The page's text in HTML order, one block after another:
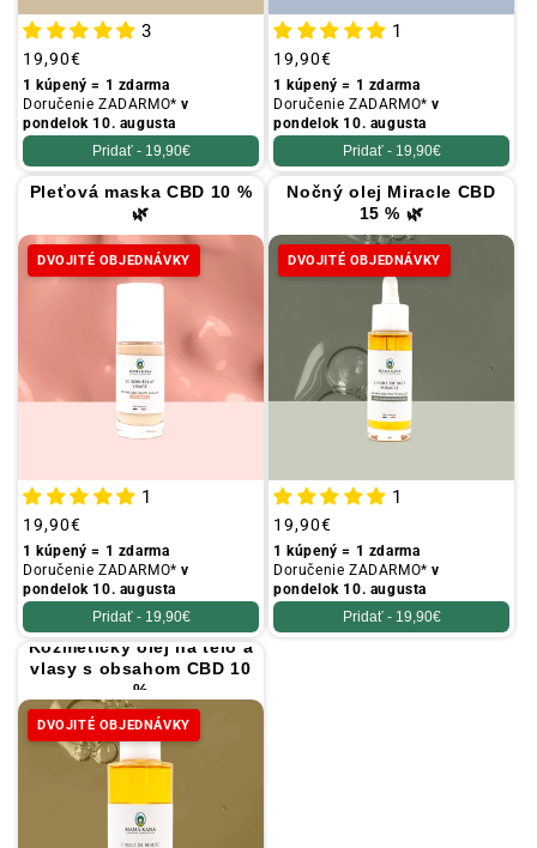
3
Obvyklá
cena
19,90€
1 kúpený = 1 zdarma
Doručenie ZADARMO*v
pondelok 10. augusta
Pridať - 19,90€
1
Obvyklá
cena
19,90€
1 kúpený = 1 zdarma
Doručenie ZADARMO*v
pondelok 10. augusta
Pridať - 19,90€
Pleťová maska CBD 10 %
🌿
DVOJITÉ OBJEDNÁVKY
1
Obvyklá
cena
19,90€
1 kúpený = 1 zdarma
Doručenie ZADARMO*v
pondelok 10. augusta
Pridať - 19,90€
Nočný olej Miracle CBD
15 % 🌿
DVOJITÉ OBJEDNÁVKY
1
Obvyklá
cena
19,90€
1 kúpený = 1 zdarma
Doručenie ZADARMO*v
pondelok 10. augusta
Pridať - 19,90€
Kozmetický olej na telo a
vlasy s obsahom CBD 10
%
DVOJITÉ OBJEDNÁVKY